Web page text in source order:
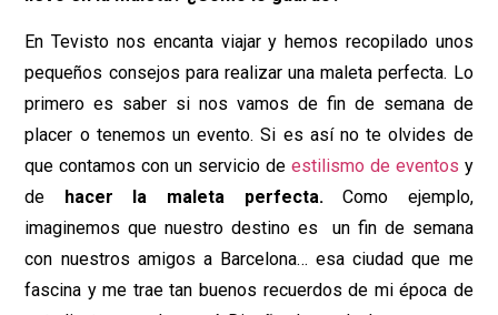
En Tevisto nos encanta viajar y hemos recopilado unos
pequeños consejos para realizar una maleta perfecta. Lo
primero es saber si nos vamos de fin de semana de
placer o tenemos un evento. Si es así no te olvides de
que contamos con un servicio de estilismo de eventos y
de
hacer la maleta perfecta.Como ejemplo,
imaginemos que nuestro destino es un fin de semana
con nuestros amigos a Barcelona… esa ciudad que me
fascina y me trae tan buenos recuerdos de mi época de